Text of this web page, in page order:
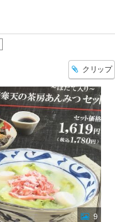
クリップ
9